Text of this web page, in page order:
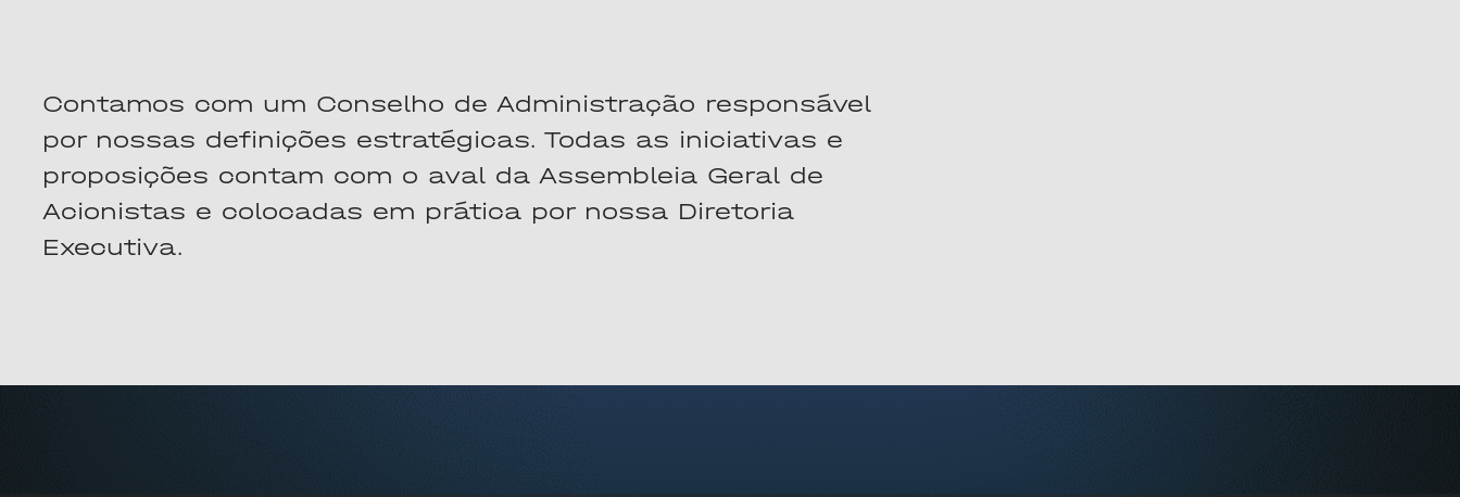
Contamos com um Conselho de Administração responsável
por nossas definições estratégicas. Todas as iniciativas e
proposições contam com o aval da Assembleia Geral de
Acionistas e colocadas em prática por nossa Diretoria
Executiva.